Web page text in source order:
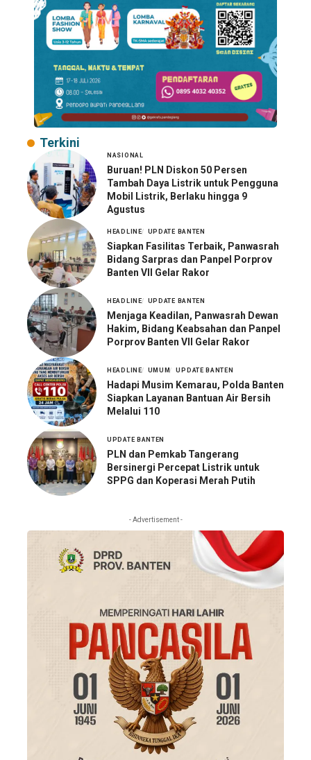
Terkini
NASIONAL
Buruan! PLN Diskon 50 Persen
Tambah Daya Listrik untuk Pengguna
Mobil Listrik, Berlaku hingga 9
Agustus
HEADLINE UPDATE BANTEN
Siapkan Fasilitas Terbaik, Panwasrah
Bidang Sarpras dan Panpel Porprov
Banten VII Gelar Rakor
HEADLINE UPDATE BANTEN
Menjaga Keadilan, Panwasrah Dewan
Hakim, Bidang Keabsahan dan Panpel
Porprov Banten VII Gelar Rakor
HEADLINE UMUM UPDATE BANTEN
Hadapi Musim Kemarau, Polda Banten
Siapkan Layanan Bantuan Air Bersih
Melalui 110
UPDATE BANTEN
PLN dan Pemkab Tangerang
Bersinergi Percepat Listrik untuk
SPPG dan Koperasi Merah Putih
- Advertisement -